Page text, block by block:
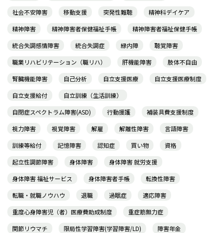
社会不安障害
移動支援 突発性難聴
精神科デイケア
精神障害
精神障害者保健福祉手帳
精神障害者福祉保健手帳
統合失調感情障害
統合失調症 緑内障
聴覚障害
職業リハビリテーション（職リハ）
肝機能障害
肢体不自由
腎臓機能障害
自己分析 自立支援医療
自立支援医療制度
自立支援給付
自立訓練（生活訓練）
自閉症スペクトラム障害(ASD)
行動援護
補装具費支援制度
視力障害
視覚障害 解雇 解離性障害
言語障害
訓練等給付
記憶障害 認知症 買い物
資格
起立性調節障害
身体障害
身体障害 就労支援
身体障害 福祉サービス
身体障害者手帳
転換性障害
転職・就職ノウハウ
退職 過眠症
適応障害
重度心身障害児（者）医療費助成制度
重症筋無力症
関節リウマチ
限局性学習障害(学習障害/LD)
障害年金